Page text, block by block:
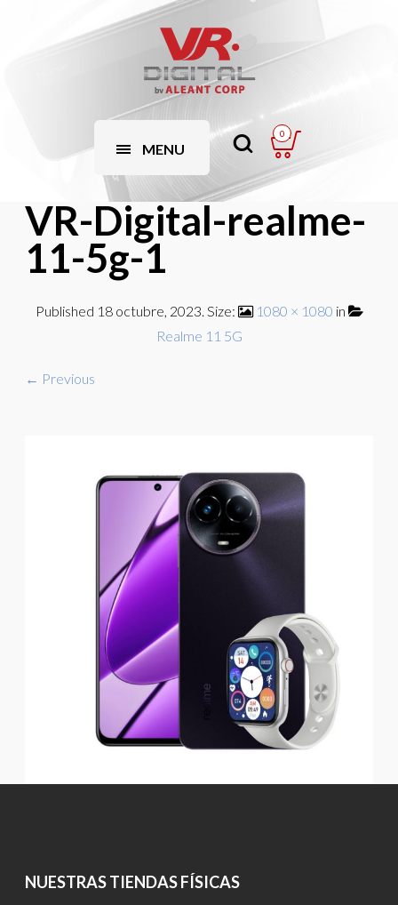
MENU
0
VR-Digital-realme-
11-5g-1
Published 18 octubre, 2023. Size: 1080 × 1080 in
Realme 11 5G
← Previous
NUESTRAS TIENDAS FÍSICAS